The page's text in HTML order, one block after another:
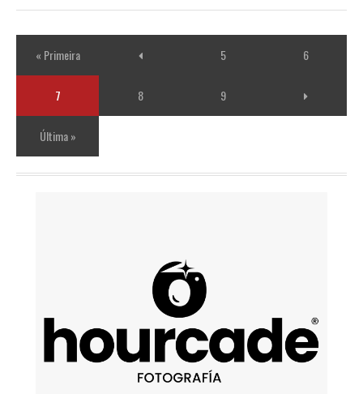
« Primeira 5 6
7 8 9
Última »